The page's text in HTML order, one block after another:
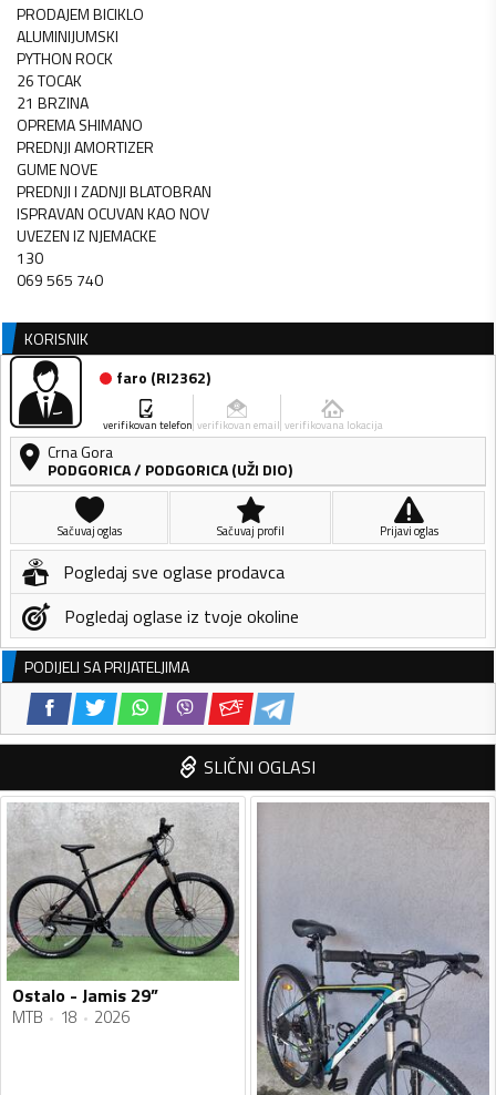
PRODAJEM BICIKLO
ALUMINIJUMSKI
PYTHON ROCK
26 TOCAK
21 BRZINA
OPREMA SHIMANO
PREDNJI AMORTIZER
GUME NOVE
PREDNJI I ZADNJI BLATOBRAN
ISPRAVAN OCUVAN KAO NOV
UVEZEN IZ NJEMACKE
130
069 565 740
KORISNIK
faro (RI2362)
verifikovan telefon verifikovan email verifikovana lokacija
Crna Gora
PODGORICA/ PODGORICA (UŽI DIO)
Sačuvaj oglas Sačuvaj profil Prijavi oglas
Pogledaj sve oglase prodavca
Pogledaj oglase iz tvoje okoline
PODIJELI SA PRIJATELJIMA
SLIČNI OGLASI
Ostalo - Jamis 29”
MTB 18 2026